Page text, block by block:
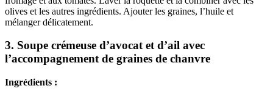
olives et les autres ingrédients. Ajouter les graines, l’huile et
mélanger délicatement.
3. Soupe crémeuse d’avocat et d’ail avec
l’accompagnement de graines de chanvre
Ingrédients :